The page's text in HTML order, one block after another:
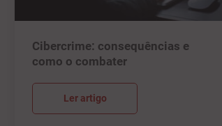
Cibercrime: consequências e
como o combater
Ler artigo